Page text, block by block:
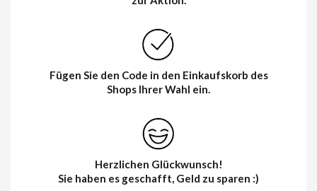
Fügen Sie den Code in den Einkaufskorb des
Shops Ihrer Wahl ein.
Herzlichen Glückwunsch!
Sie haben es geschafft, Geld zu sparen :)